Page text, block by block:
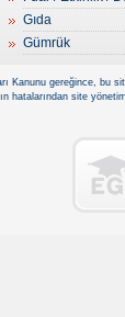
Gıda
Gümrük
Kanunu gereğince, bu
hatalarından site